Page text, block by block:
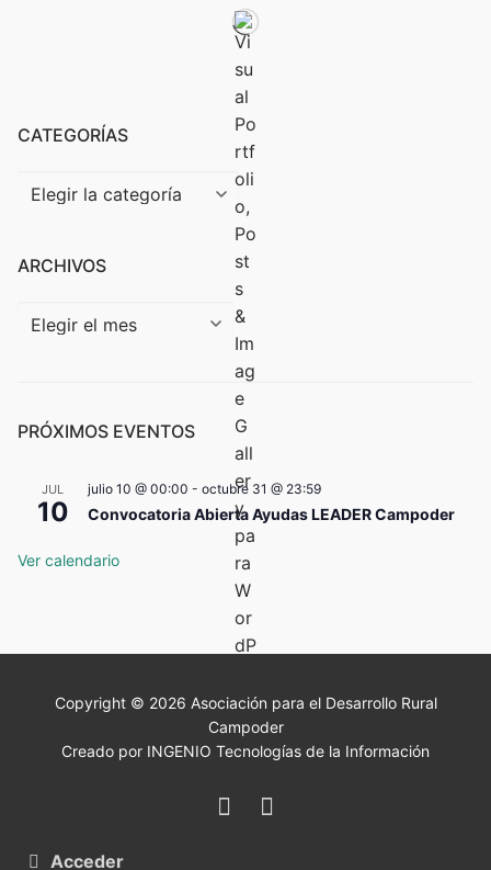
CATEGORÍAS
ARCHIVOS
PRÓXIMOS EVENTOS
JUL
10
julio 10 @ 00:00 - octubre 31 @ 23:59
Convocatoria Abierta Ayudas LEADER Campoder
Ver calendario
Copyright © 2026 Asociación para el Desarrollo Rural
Campoder
Creado por INGENIO Tecnologías de la Información
Acceder